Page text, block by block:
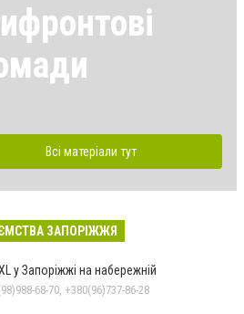
Всі матеріали тут
ЗАПОРІЖЖЯ
у Запоріжжі на набережній
68-70, +380(96)737-86-28